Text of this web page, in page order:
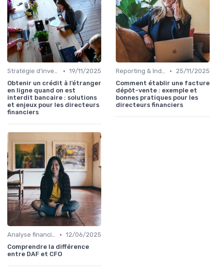
Stratégie d'investissement • 19/11/2025
Obtenir un crédit à l’étranger
en ligne quand on est
interdit bancaire : solutions
et enjeux pour les directeurs
financiers
Reporting & Indicateurs •
25/11/2025
Comment établir une facture
dépôt-vente : exemple et
bonnes pratiques pour les
directeurs financiers
Analyse financière • 12/06/2025
Comprendre la différence
entre DAF et CFO